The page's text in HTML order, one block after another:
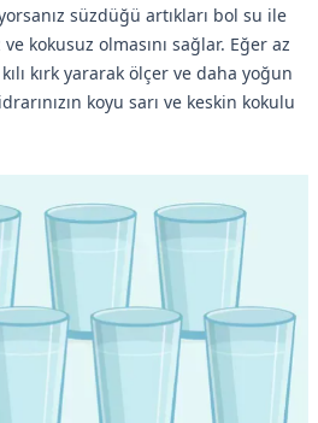
süzdüğü artıkları bol su ile
kokusuz olmasını sağlar. Eğer az
kırk yararak ölçer ve daha yoğun
koyu sarı ve keskin kokulu